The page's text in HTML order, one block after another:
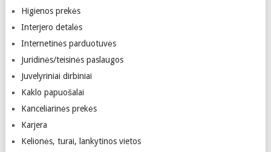
Higienos prekės
Interjero detalės
Internetinės parduotuvės
Juridinės/teisinės paslaugos
Juvelyriniai dirbiniai
Kaklo papuošalai
Kanceliarinės prekės
Karjera
Kelionės, turai, lankytinos vietos